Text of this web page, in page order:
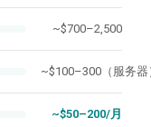
~$700–2,500
~$100–300（服务器
~$50–200/月